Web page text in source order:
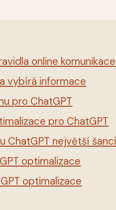
online komunikace
vybírá informace
pro ChatGPT
pro ChatGPT
ChatGPT největší šanci
optimalizace
optimalizace